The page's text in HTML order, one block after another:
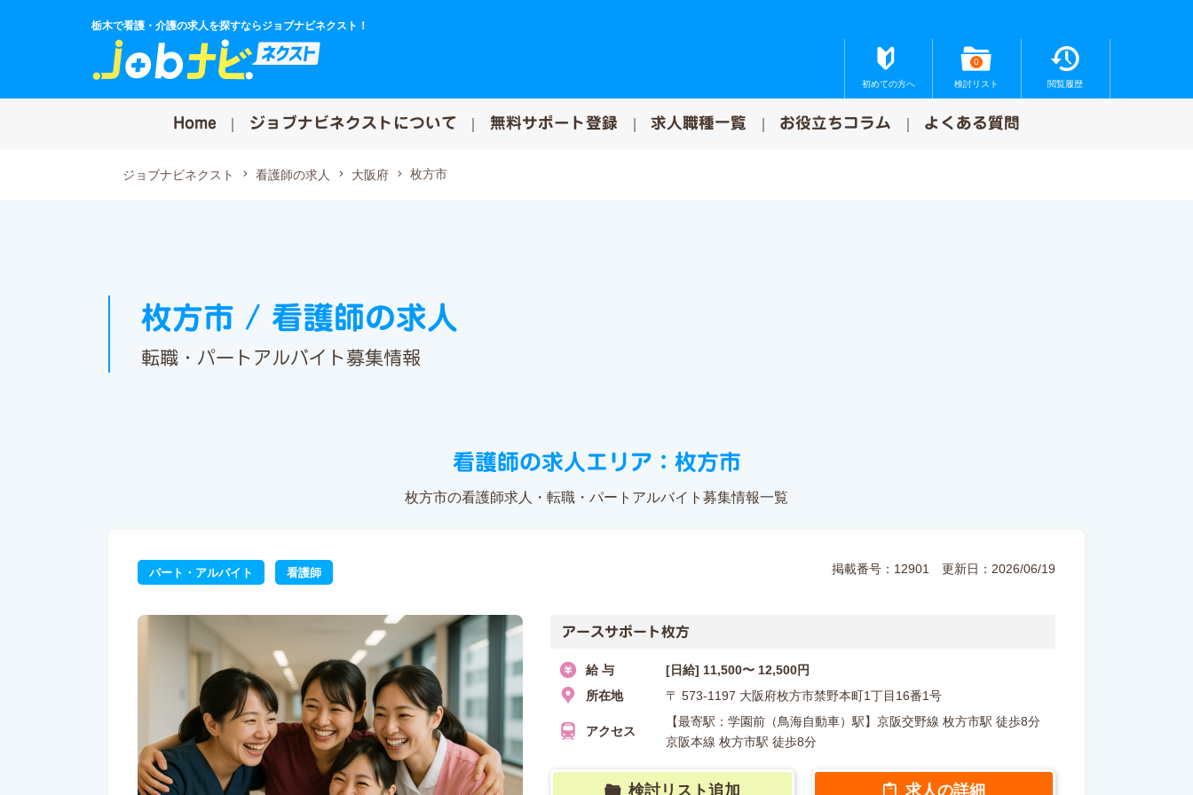
栃木で看護・介護の求人を探すならジョブナビネクスト！
初めての方へ
0
検討リスト 閲覧履歴
Home ジョブナビネクストについて 無料サポート登録 求人職種一覧 お役立ちコラム よくある質問
ジョブナビネクスト 看護師の求人 大阪府 枚方市
枚方市 / 看護師の求人
転職・パートアルバイト募集情報
看護師の求人エリア：枚方市
枚方市の看護師求人・転職・パートアルバイト募集情報一覧
掲載番号：12901 更新日：2026/06/19
パート・アルバイト 看護師
アースサポート枚方
給 与
[日給] 11,500〜 12,500円
所在地
〒 573-1197 大阪府枚方市禁野本町1丁目16番1号
アクセス
【最寄駅：学園前（鳥海自動車）駅】京阪交野線 枚方市駅 徒歩8分
京阪本線 枚方市駅 徒歩8分
検討リスト追加 求人の詳細